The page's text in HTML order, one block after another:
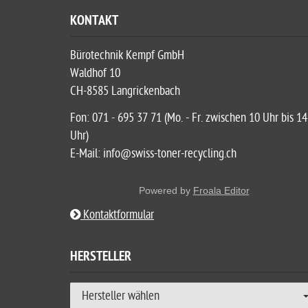
KONTAKT
Bürotechnik Kempf GmbH
Waldhof 10
CH-8585 Langrickenbach
Fon: 071 - 695 37 71 (Mo. - Fr. zwischen 10 Uhr bis 14
Uhr)
E-Mail: info@swiss-toner-recycling.ch
Powered by Froala Editor
Kontaktformular
HERSTELLER
Hersteller wählen